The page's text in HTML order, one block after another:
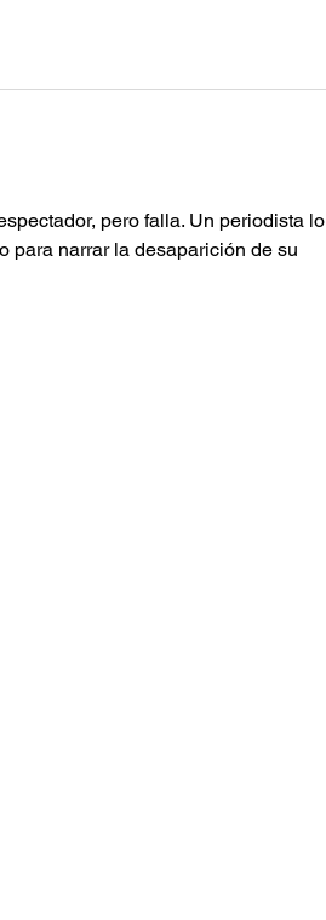
pero falla. Un periodista lo
para narrar la desaparición de su